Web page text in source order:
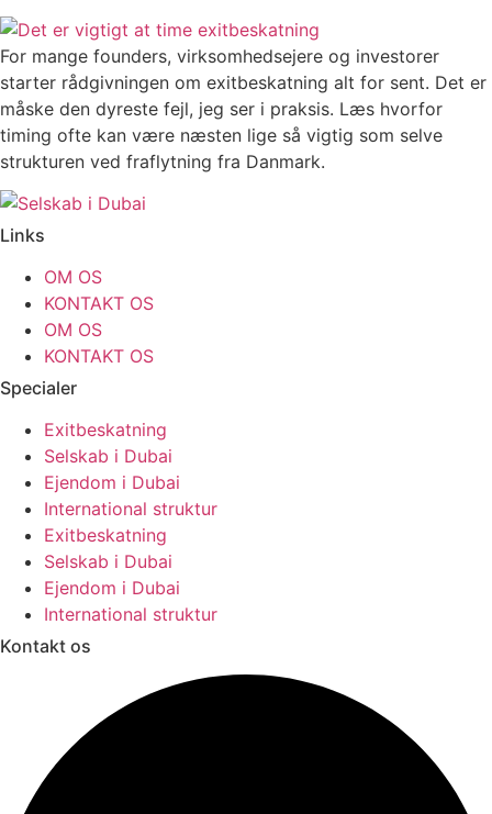
For mange founders, virksomhedsejere og investorer
starter rådgivningen om exitbeskatning alt for sent. Det er
måske den dyreste fejl, jeg ser i praksis. Læs hvorfor
timing ofte kan være næsten lige så vigtig som selve
strukturen ved fraflytning fra Danmark.
Links
OM OS
KONTAKT OS
OM OS
KONTAKT OS
Specialer
Exitbeskatning
Selskab i Dubai
Ejendom i Dubai
International struktur
Exitbeskatning
Selskab i Dubai
Ejendom i Dubai
International struktur
Kontakt os